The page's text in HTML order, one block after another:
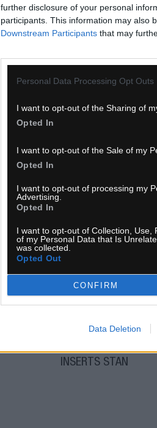
further disclosure of your personal
participants. This information may also
Downstream Participants that may
Personal Data Processing Opt Outs
I want to opt-out of the Sharing of
Opted In
I want to opt-out of the Sale of my
Opted In
I want to opt-out of processing my
Advertising.
Opted In
I want to opt-out of Collection, Use,
of my Personal Data that Is
was collected.
Opted Out
CONFIRM
Data Deletion
5,80 € KÚPIŤ
INSERTS STAN